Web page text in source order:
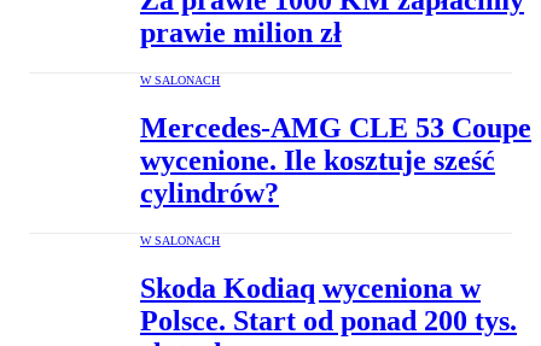
prawie milion zł
W SALONACH
Mercedes-AMG CLE 53 Coupe
wycenione. Ile kosztuje sześć
cylindrów?
W SALONACH
Skoda Kodiaq wyceniona w
Polsce. Start od ponad 200 tys.